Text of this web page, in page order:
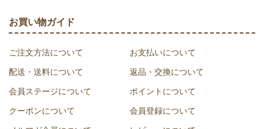
お買い物ガイド
ご注文方法について お支払いについて
配送・送料について 返品・交換について
会員ステージについて ポイントについて
クーポンについて 会員登録について